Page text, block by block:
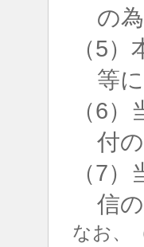
の為
（5
等
（6
付
（7
信
なお、